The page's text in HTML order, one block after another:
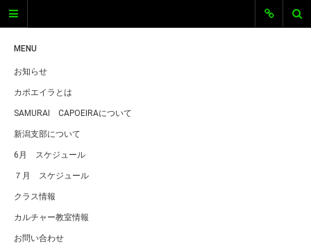
SAMURAI
CAPOEIRA新
潟
SAMURAI CAPOEIRA新潟
新潟エリアのカポエイラグループ、
SAMURAI CAPOEIRA新潟のオフィシ
をしています。ただいま仲間を募集
中です。体を動かすのが好きな人、
手に入れたい、音楽に興味がある、
とにかくカッコよく目立ちたい！…
MENU
お知らせ
カポエイラとは
SAMURAI CAPOEIRAについて
新潟支部について
6月 スケジュール
７月 スケジュール
クラス情報
カルチャー教室情報
お問い合わせ